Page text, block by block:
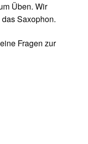
Üben. Wir
Saxophon.
Fragen zur